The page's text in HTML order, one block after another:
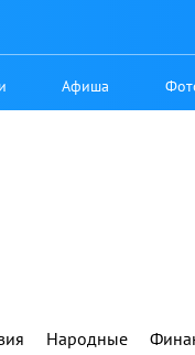
Афиша
Народные